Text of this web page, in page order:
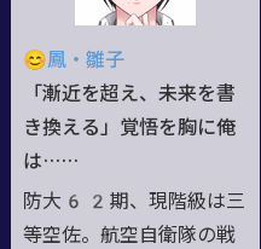
り。戦いは勇ましく／／
楽しいのも戦いのも。思
い出は私の歩みに。未来
のめでたしめでたし目指
して、一緒に連れていき
迎）
😊鳳・雛子
「漸近を超え、未来を書
き換える」覚悟を胸に俺
は……
防大62期、現階級は三
等空佐。航空自衛隊の戦